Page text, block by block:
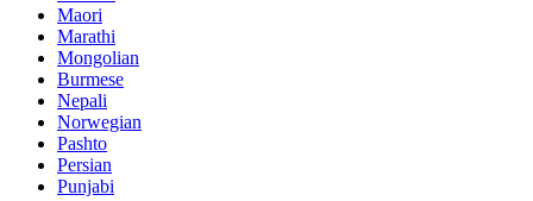
Maori
Marathi
Mongolian
Burmese
Nepali
Norwegian
Pashto
Persian
Punjabi